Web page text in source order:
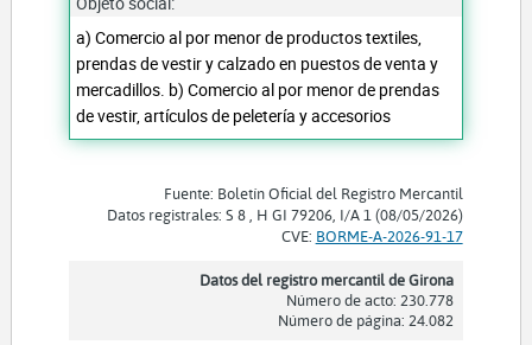
a) Comercio al por menor de productos textiles,
prendas de vestir y calzado en puestos de venta y
mercadillos. b) Comercio al por menor de prendas
de vestir, artículos de peletería y accesorios
Fuente: Boletín Oficial del Registro Mercantil
Datos registrales: S 8 , H GI 79206, I/A 1 (08/05/2026)
CVE: BORME-A-2026-91-17
Datos del registro mercantil de Girona
Número de acto: 230.778
Número de página: 24.082